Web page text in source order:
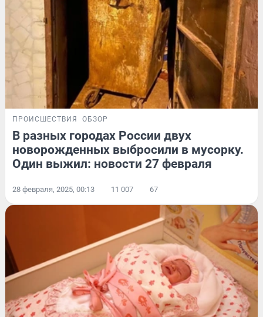
ПРОИСШЕСТВИЯ ОБЗОР
В разных городах России двух
новорожденных выбросили в мусорку.
Один выжил: новости 27 февраля
28 февраля, 2025, 00:13 11 007 67